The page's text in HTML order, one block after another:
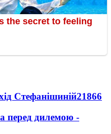
Стефанішиній21866
перед дилемою -